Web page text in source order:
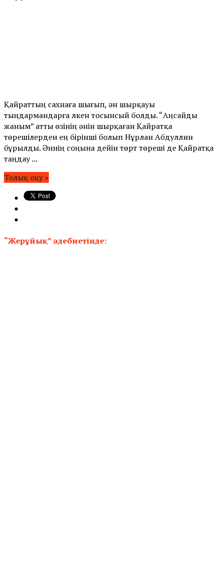
Қайраттың сахнаға шығып, ән шырқауы
тыңдармандарға үлкен тосынсый болды. “Аңсайды
жаным” атты өзінің әнін шырқаған Қайратқа
төрешілерден ең бірінші болып Нұрлан Абдуллин
бұрылды. Әннің соңына дейін төрт төреші де Қайратқа
таңдау ...
Толық оқу »
“Жерұйық” әдебиетінде: